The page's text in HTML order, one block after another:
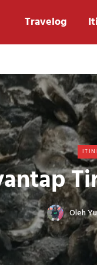
Travelog
Oleh